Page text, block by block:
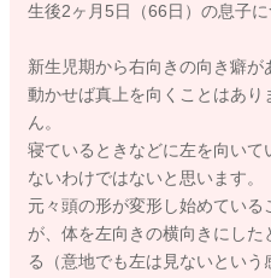
生後2ヶ月5日（66日）の息子に
新生児期から右向きの向き癖が
動かせば真上を向くことはあ
ん。
寝ているときなどに左を向い
ないわけではないと思います。
元々頭の形が変形し始めてい
が、体を左向きの横向きにし
る（意地でも左は見ないとい